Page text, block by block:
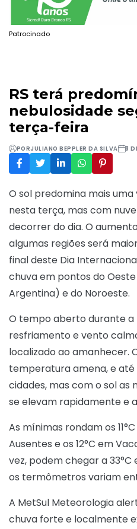
Patrocinado
RS terá
nebulosidade
terça-feira
PORJULIANO BEPPLER DA SILVA 8
O sol predomina mais uma
nesta terça, mas com
decorrer do dia. O
algumas regiões será
final deste Dia
chuva em pontos do
Argentina) e do Noroeste.
O tempo aberto durante
resfriamento e vento
localizado ao amanhecer.
temperatura amena, e até
cidades, mas com o sol
se elevam rapidamente e
As mínimas rondam os
Ausentes e os 12°C em
vez, podem chegar a 33°C
os termômetros variam
A MetSul Meteorologia
chuva forte e localmente